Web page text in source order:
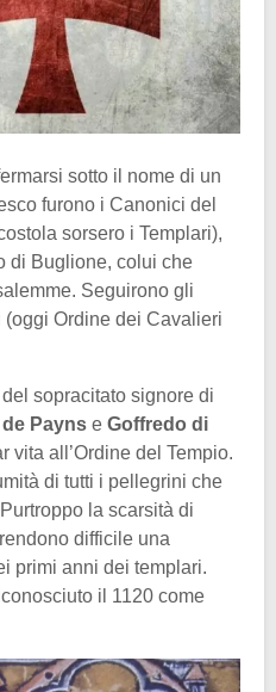
sotto il nome di un
furono i Canonici del
sorsero i Templari),
di Buglione, colui che
Seguirono gli
Ordine dei Cavalieri
sopracitato signore di
Payns e Goffredo di
vita all’Ordine del Tempio.
di tutti i pellegrini che
la scarsità di
difficile una
primi anni dei templari.
il 1120 come